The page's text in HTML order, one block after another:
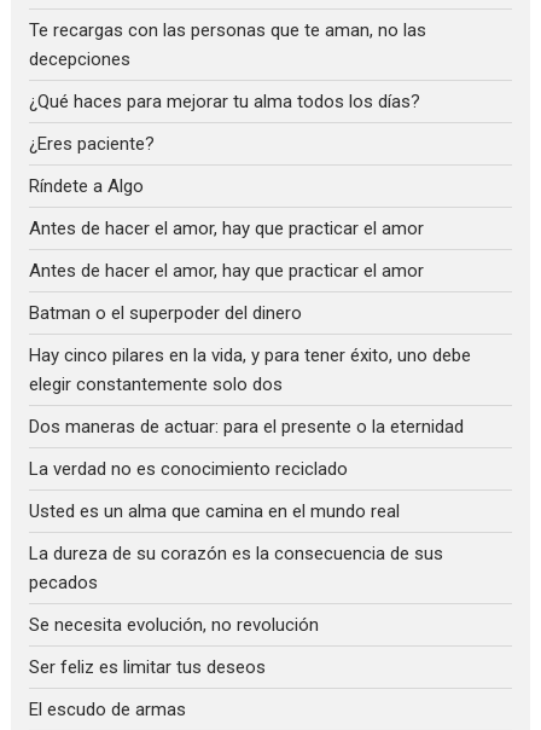
Te recargas con las personas que te aman, no las
decepciones
¿Qué haces para mejorar tu alma todos los días?
¿Eres paciente?
Ríndete a Algo
Antes de hacer el amor, hay que practicar el amor
Antes de hacer el amor, hay que practicar el amor
Batman o el superpoder del dinero
Hay cinco pilares en la vida, y para tener éxito, uno debe
elegir constantemente solo dos
Dos maneras de actuar: para el presente o la eternidad
La verdad no es conocimiento reciclado
Usted es un alma que camina en el mundo real
La dureza de su corazón es la consecuencia de sus
pecados
Se necesita evolución, no revolución
Ser feliz es limitar tus deseos
El escudo de armas